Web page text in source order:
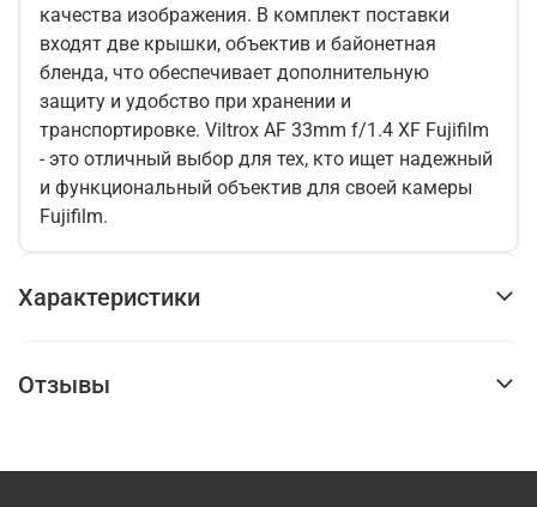
качества изображения. В комплект поставки
входят две крышки, объектив и байонетная
бленда, что обеспечивает дополнительную
защиту и удобство при хранении и
транспортировке. Viltrox AF 33mm f/1.4 XF Fujifilm
- это отличный выбор для тех, кто ищет надежный
и функциональный объектив для своей камеры
Fujifilm.
Характеристики
Отзывы